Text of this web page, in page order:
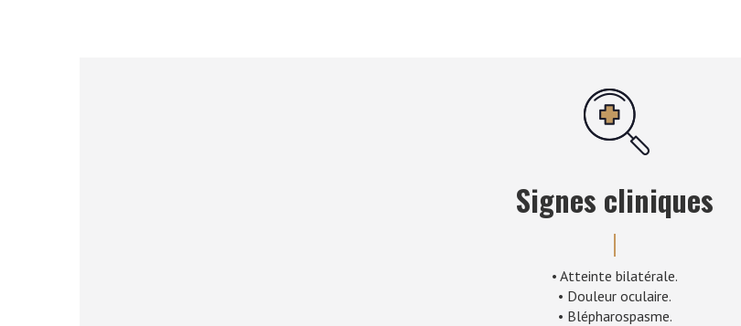
Signes cliniques
• Atteinte bilatérale.
• Douleur oculaire.
• Blépharospasme.